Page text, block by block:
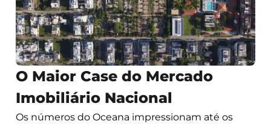
O Maior Case do Mercado
Imobiliário Nacional
Os números do Oceana impressionam até os